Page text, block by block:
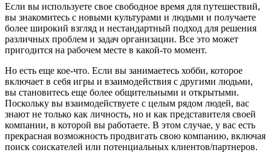
Если вы используете свое свободное время для путешествий,
вы знакомитесь с новыми культурами и людьми и получаете
более широкий взгляд и нестандартный подход для решения
различных проблем и задач организации. Все это может
пригодится на рабочем месте в какой-то момент.
Но есть еще кое-что. Если вы занимаетесь хобби, которое
включает в себя игры и взаимодействия с другими людьми,
вы становитесь еще более общительными и открытыми.
Поскольку вы взаимодействуете с целым рядом людей, вас
знают не только как личность, но и как представителя своей
компании, в которой вы работаете. В этом случае, у вас есть
прекрасная возможность продвигать свою компанию, включая
поиск соискателей или потенциальных клиентов/партнеров.